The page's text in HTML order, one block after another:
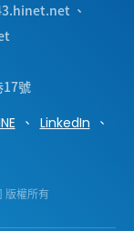
、
17號
LinkedIn
版權所有